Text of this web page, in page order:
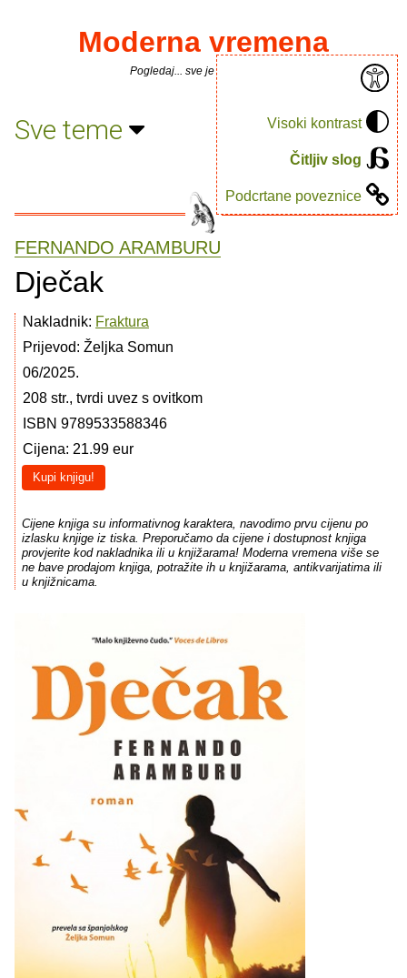
Visoki kontrast
Čitljiv slog
Podcrtane poveznice
Moderna vremena
Pogledaj... sve je puno knjiga.
Sve teme
FERNANDO ARAMBURU
Dječak
Nakladnik: Fraktura
Prijevod: Željka Somun
06/2025.
208 str., tvrdi uvez s ovitkom
ISBN 9789533588346
Cijena: 21.99 eur
Kupi knjigu!
Cijene knjiga su informativnog karaktera, navodimo prvu cijenu po
izlasku knjige iz tiska. Preporučamo da cijene i dostupnost knjiga
provjerite kod nakladnika ili u knjižarama! Moderna vremena više se
ne bave prodajom knjiga, potražite ih u knjižarama, antikvarijatima ili
u knjižnicama.